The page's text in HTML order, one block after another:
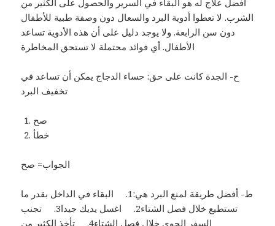
أفضل علاج له هو البقاء في السرير والحصول على الكثير من
الشرب. لا تعطوا أدوية البرد والسعال دون وصفة طبية للأطفال
دون سن الرابعة. ولا يوجد دليل على أن هذه الأدوية تساعد
الأطفال. أي فوائد محتملة لا تستحق المخاطرة
ح- الجدة كانت على حق: حساء الدجاج يمكن أن تساعد في
تخفيف البرد
صح
خطأ
الجواب= صح
ط- أفضل طريقة لمنع البرد هي:1. البقاء في الداخل بقدر ما
تستطيع خلال فصل الشتاء2. اغسل يديك جيدا3. تجنب
السفر الجوي خلال فصل الشتاء4. تأخذ الكثير من